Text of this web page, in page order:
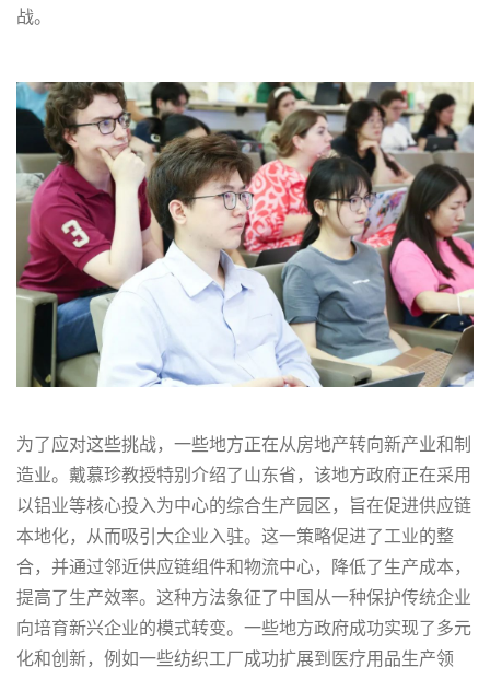
战。
为了应对这些挑战，一些地方正在从房地产转向新产业和制
造业。戴慕珍教授特别介绍了山东省，该地方政府正在采用
以铝业等核心投入为中心的综合生产园区，旨在促进供应链
本地化，从而吸引大企业入驻。这一策略促进了工业的整
合，并通过邻近供应链组件和物流中心，降低了生产成本，
提高了生产效率。这种方法象征了中国从一种保护传统企业
向培育新兴企业的模式转变。一些地方政府成功实现了多元
化和创新，例如一些纺织工厂成功扩展到医疗用品生产领